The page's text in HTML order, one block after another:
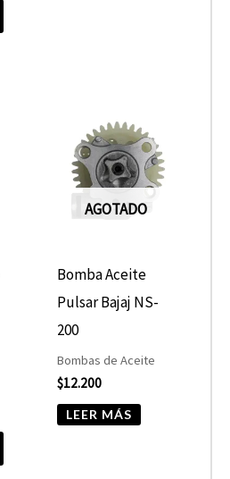
AGOTADO
Bomba Aceite
Pulsar Bajaj NS-
200
Bombas de Aceite
$12.200
LEER MÁS